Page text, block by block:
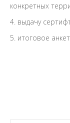
конкретных
4. выдачу
5. итоговое